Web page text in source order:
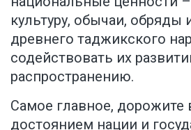
культуру, обычаи, обряды
древнего таджикского
содействовать их
распространению.
Самое главное,
достоянием нации и